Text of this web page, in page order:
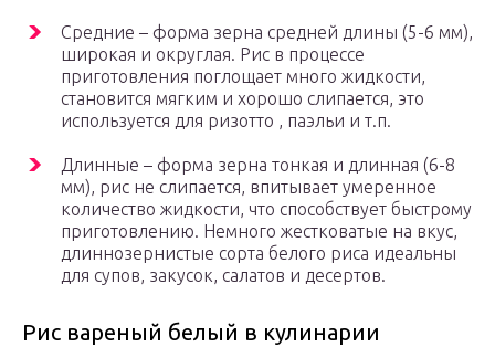
Средние – форма зерна средней длины (5-6 мм),
широкая и округлая. Рис в процессе
приготовления поглощает много жидкости,
становится мягким и хорошо слипается, это
используется для ризотто , паэльи и т.п.
Длинные – форма зерна тонкая и длинная (6-8
мм), рис не слипается, впитывает умеренное
количество жидкости, что способствует быстрому
приготовлению. Немного жестковатые на вкус,
длиннозернистые сорта белого риса идеальны
для супов, закусок, салатов и десертов.
Рис вареный белый в кулинарии